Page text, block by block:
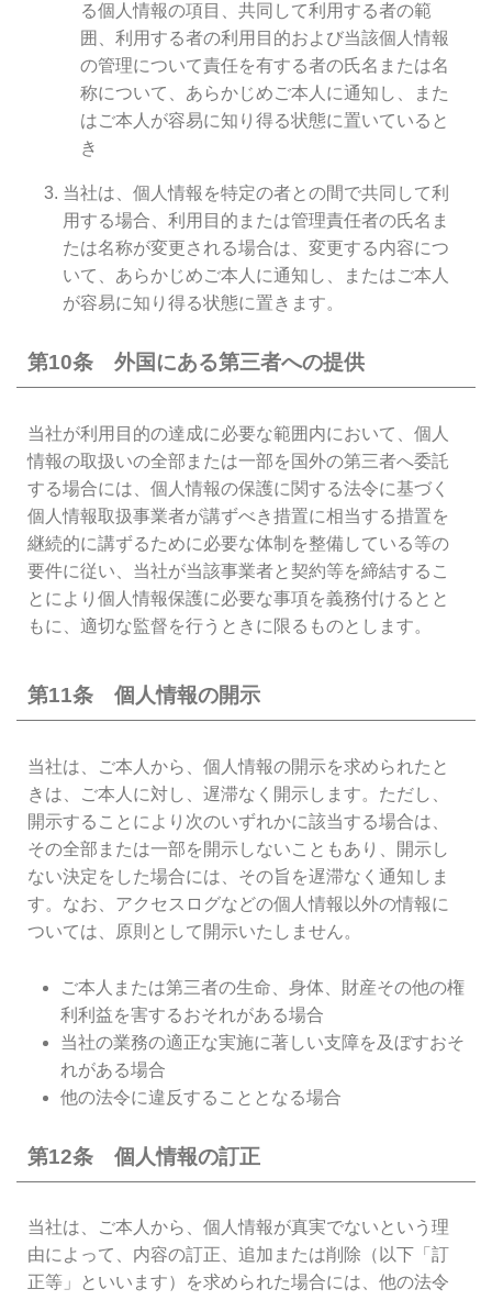
る個人情報の項目、共同して利用する者の範
囲、利用する者の利用目的および当該個人情報
の管理について責任を有する者の氏名または名
称について、あらかじめご本人に通知し、また
はご本人が容易に知り得る状態に置いていると
き
当社は、個人情報を特定の者との間で共同して利
用する場合、利用目的または管理責任者の氏名ま
たは名称が変更される場合は、変更する内容につ
いて、あらかじめご本人に通知し、またはご本人
が容易に知り得る状態に置きます。
第10条 外国にある第三者への提供
当社が利用目的の達成に必要な範囲内において、個人
情報の取扱いの全部または一部を国外の第三者へ委託
する場合には、個人情報の保護に関する法令に基づく
個人情報取扱事業者が講ずべき措置に相当する措置を
継続的に講ずるために必要な体制を整備している等の
要件に従い、当社が当該事業者と契約等を締結するこ
とにより個人情報保護に必要な事項を義務付けるとと
もに、適切な監督を行うときに限るものとします。
第11条 個人情報の開示
当社は、ご本人から、個人情報の開示を求められたと
きは、ご本人に対し、遅滞なく開示します。ただし、
開示することにより次のいずれかに該当する場合は、
その全部または一部を開示しないこともあり、開示し
ない決定をした場合には、その旨を遅滞なく通知しま
す。なお、アクセスログなどの個人情報以外の情報に
ついては、原則として開示いたしません。
ご本人または第三者の生命、身体、財産その他の権
利利益を害するおそれがある場合
当社の業務の適正な実施に著しい支障を及ぼすおそ
れがある場合
他の法令に違反することとなる場合
第12条 個人情報の訂正
当社は、ご本人から、個人情報が真実でないという理
由によって、内容の訂正、追加または削除（以下「訂
正等」といいます）を求められた場合には、他の法令